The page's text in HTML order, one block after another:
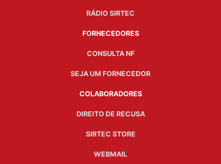
RÁDIO SIRTEC
FORNECEDORES
CONSULTA NF
SEJA UM FORNECEDOR
COLABORADORES
DIREITO DE RECUSA
SIRTEC STORE
WEBMAIL